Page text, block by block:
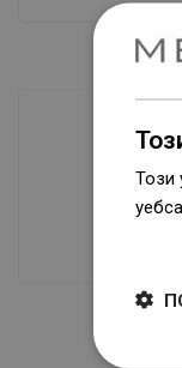
Този